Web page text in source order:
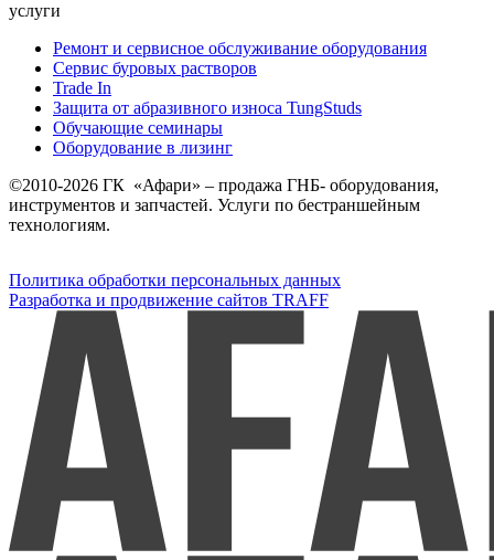
услуги
Ремонт и сервисное обслуживание оборудования
Сервис буровых растворов
Trade In
Защита от абразивного износа TungStuds
Обучающие семинары
Оборудование в лизинг
©2010-2026 ГК «Афари» – продажа ГНБ- оборудования,
инструментов и запчастей. Услуги по бестраншейным
технологиям.
Политика обработки персональных данных
Разработка и продвижение сайтов TRAFF